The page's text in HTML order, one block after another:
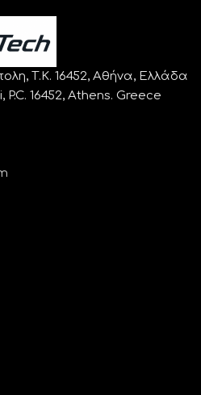
Τ.Κ. 16452, Αθήνα, Ελλάδα
16452, Athens. Greece